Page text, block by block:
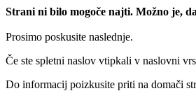
Strani ni bilo mogoče najti. Možno je,
Prosimo poskusite naslednje.
Če ste spletni naslov vtipkali v naslovni
Do informacij poizkusite priti na domači